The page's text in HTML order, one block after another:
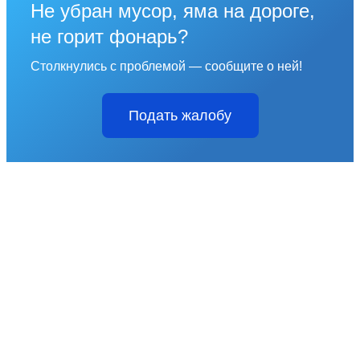
Не убран мусор, яма на дороге,
не горит фонарь?
Столкнулись с проблемой — сообщите о ней!
Подать жалобу